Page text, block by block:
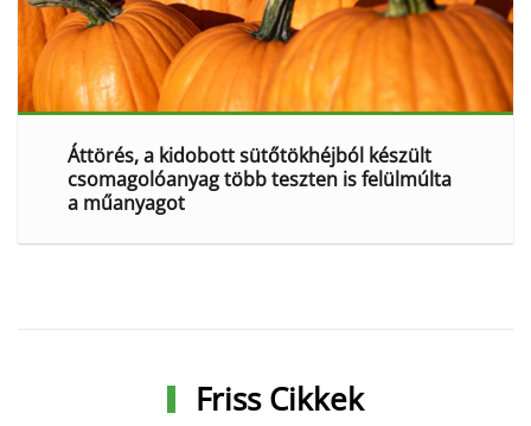
Áttörés, a kidobott sütőtökhéjból készült
csomagolóanyag több teszten is felülmúlta
a műanyagot
Friss Cikkek